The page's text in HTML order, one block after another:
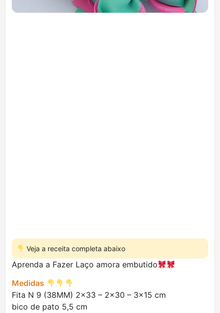
Veja a receita completa abaixo
Aprenda a Fazer Laço amora embutido
Medidas
Fita N 9 (38MM) 2×33 – 2×30 – 3×15 cm
bico de pato 5,5 cm